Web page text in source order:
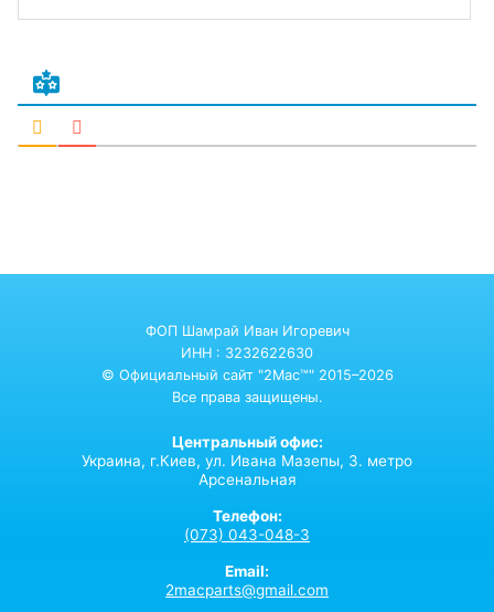
ФОП Шамрай Иван Игоревич
ИНН : 3232622630
© Официальный сайт "2Mac™" 2015–2026
Все права защищены.
Центральный офис:
Украина, г.Киев, ул. Ивана Мазепы, 3. метро
Арсенальная
Телефон:
(073) 043-048-3
Email:
2macparts@gmail.com